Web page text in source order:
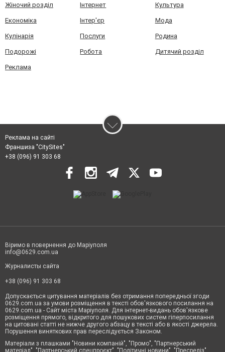
Жіночий розділ Інтернет Культура
Економіка Інтер'єр Мода
Кулінарія Послуги Родина
Подорожі Робота Дитячий розділ
Реклама
Реклама на сайті
Франшиза "CitySites"
+38 (096) 91 303 68
Віримо в повернення до Маріуполя
info@0629.com.ua
Журналисты сайта
+38 (096) 91 303 68
Допускається цитування матеріалів без отримання попередньої згоди
0629.com.ua за умови розміщення в тексті обов'язкового посилання на
0629.com.ua - Сайт міста Маріуполя. Для інтернет-видань обов'язкове
розміщення прямого, відкритого для пошукових систем гіперпосилання
на цитовані статті не нижче другого абзацу в тексті або в якості джерела.
Порушення виняткових прав переслідується Законом.
Матеріали з плашками "Новини компаній", "Промо", "Партнерський
матеріал", "Партнерський спецпроєкт", "Політичні новини", "Пресреліз",